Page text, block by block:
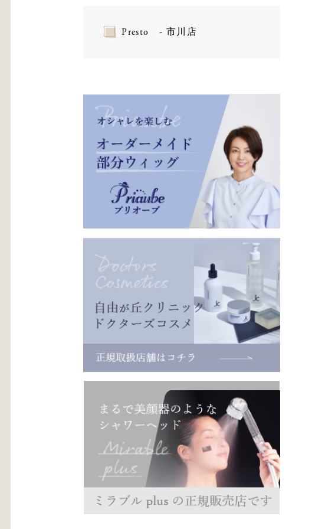
Presto - 市川店